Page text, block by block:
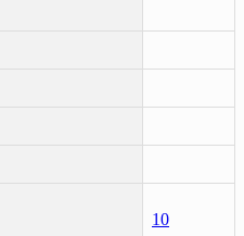
10